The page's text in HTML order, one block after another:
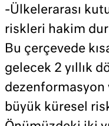
-Ülkelerarası
riskleri hakim
Bu çerçevede
gelecek 2 yıllık
dezenformasyon
büyük küresel